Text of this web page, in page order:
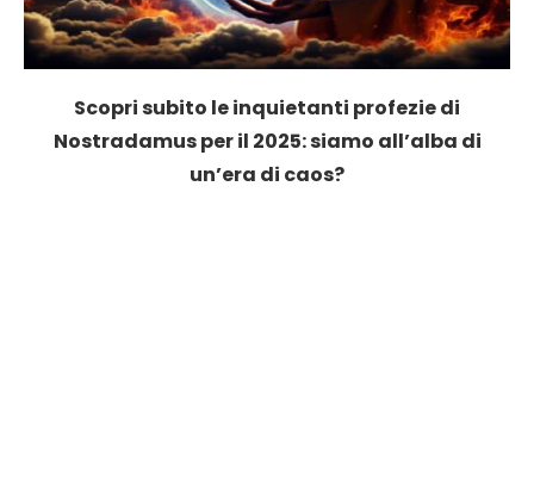
Scopri subito le inquietanti profezie di
Nostradamus per il 2025: siamo all’alba di
un’era di caos?